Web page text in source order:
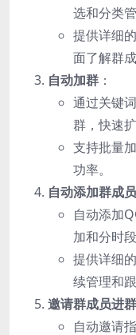
选和分类
提供详细
面了解群
自动加群 ：
通过关键
群，快速
支持批量
功率。
自动添加群成员
自动添加
加和分时
提供详细
续管理和跟
邀请群成员进群
自动邀请